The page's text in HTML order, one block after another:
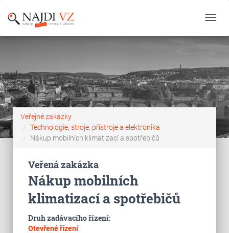
Veřejné zakázky
Technologie, stroje, přístroje a elektronika
Nákup mobilních klimatizací a spotřebičů
Veřená zakázka
Nákup mobilních
klimatizací a spotřebičů
Druh zadávacího řízení:
Otevřené řízení